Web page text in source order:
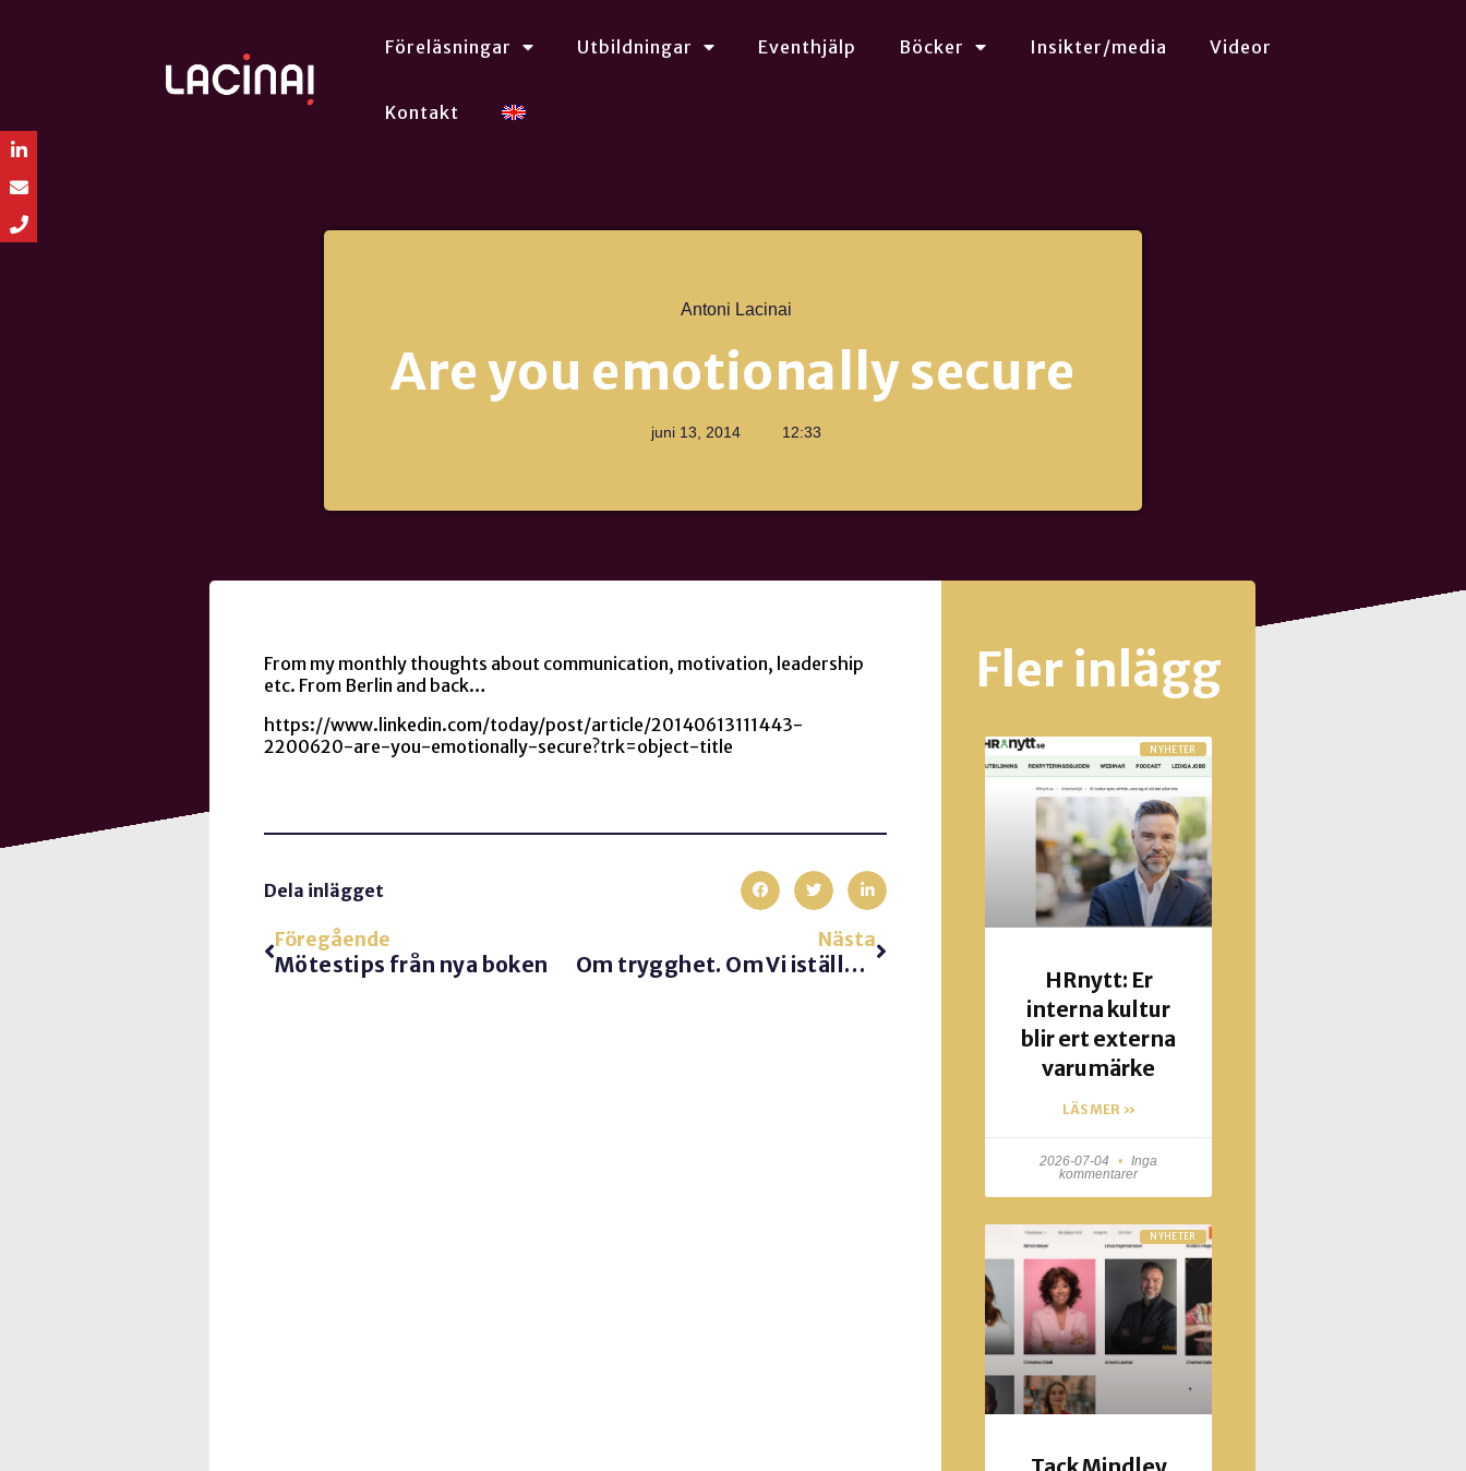
Föreläsningar Utbildningar Eventhjälp Böcker Insikter/media Videor
Kontakt
Antoni Lacinai
Are you emotionally secure
juni 13, 2014 12:33
From my monthly thoughts about communication, motivation, leadership
etc. From Berlin and back…
https://www.linkedin.com/today/post/article/20140613111443-
2200620-are-you-emotionally-secure?trk=object-title
Dela inlägget
Föregående
Mötestips från nya boken
Nästa
Om trygghet. Om Vi istället för ”dom”
Fler inlägg
NYHETER
HRnytt: Er
interna kultur
blir ert externa
varumärke
LÄS MER »
2026-07-04
Inga
kommentarer
NYHETER